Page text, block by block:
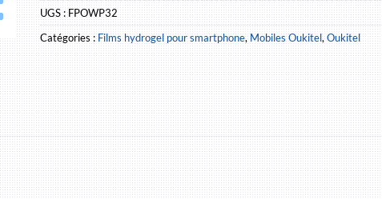
UGS :FPOWP32
Catégories :Films hydrogel pour smartphone,Mobiles Oukitel,Oukitel